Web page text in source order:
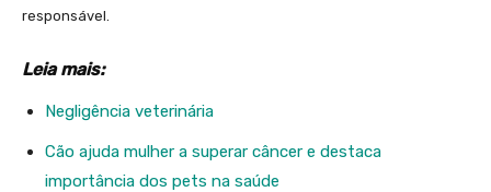
responsável.
Leia mais:
Negligência veterinária
Cão ajuda mulher a superar câncer e destaca
importância dos pets na saúde